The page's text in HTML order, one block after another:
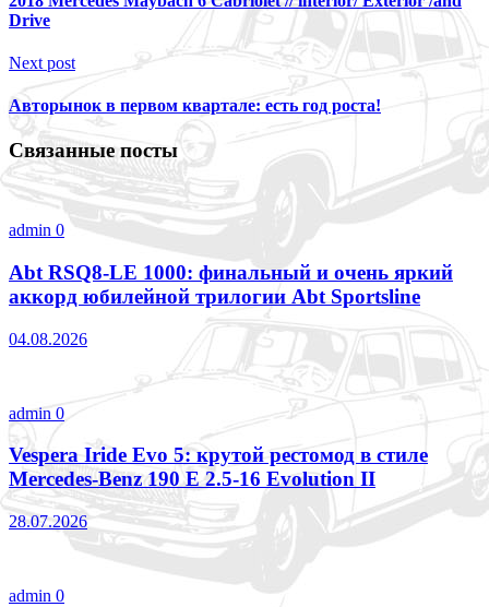
Drive
Next post
Авторынок в первом квартале: есть год роста!
Связанные посты
admin 0
Abt RSQ8-LE 1000: финальный и очень яркий
аккорд юбилейной трилогии Abt Sportsline
04.08.2026
admin 0
Vespera Iride Evo 5: крутой рестомод в стиле
Mercedes-Benz 190 E 2.5-16 Evolution II
28.07.2026
admin 0